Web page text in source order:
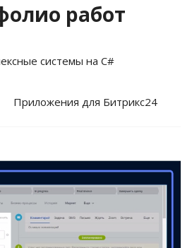
работ
системы на C#
Приложения для Битрикс24